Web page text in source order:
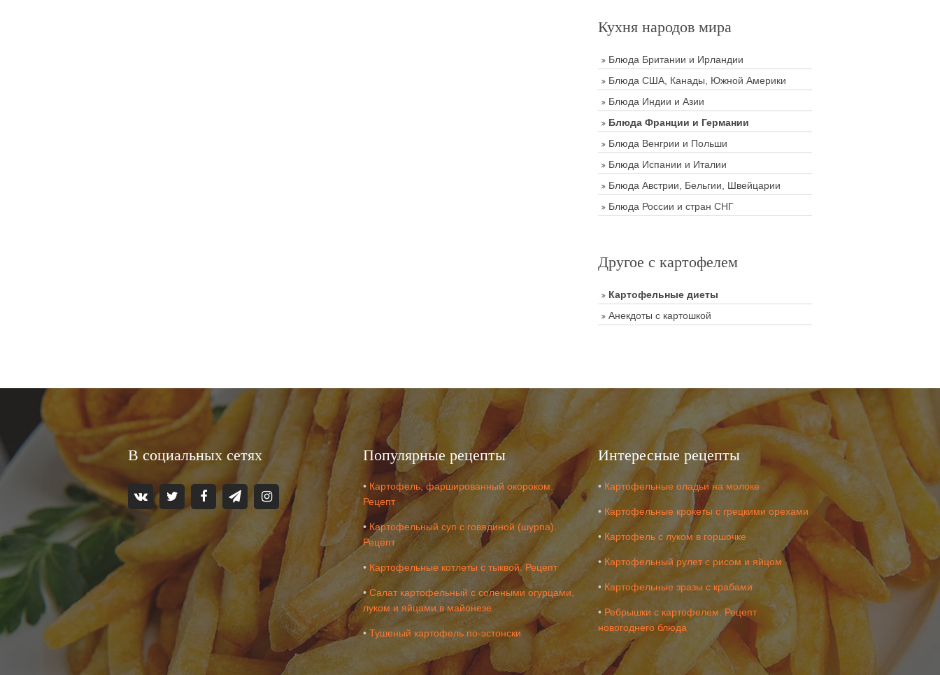
Кухня народов мира
Блюда Британии и Ирландии
Блюда США, Канады, Южной Америки
Блюда Индии и Азии
Блюда Франции и Германии
Блюда Венгрии и Польши
Блюда Испании и Италии
Блюда Австрии, Бельгии, Швейцарии
Блюда России и стран СНГ
Другое с картофелем
Картофельные диеты
Анекдоты с картошкой
В социальных сетях Популярные рецепты
• Картофель, фаршированный окороком.
Рецепт
• Картофельный суп с говядиной (шурпа).
Рецепт
• Картофельные котлеты с тыквой. Рецепт
• Салат картофельный с солеными огурцами,
луком и яйцами в майонезе
•Тушеный картофель по-эстонски
Интересные рецепты
• Картофельные оладьи на молоке
• Картофельные крокеты с грецкими орехами
• Картофель с луком в горшочке
• Картофельный рулет с рисом и яйцом
• Картофельные зразы с крабами
• Ребрышки с картофелем. Рецепт
новогоднего блюда